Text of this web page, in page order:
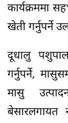
कार्यक्रममा
खेती गर्नुपर्ने
दूधालु
गर्नुपर्ने,
मासु
बेसारलगायत